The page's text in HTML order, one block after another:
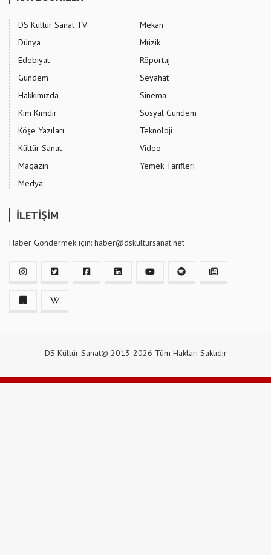
DS Kültür Sanat TV
Dünya
Edebiyat
Gündem
Hakkımızda
Kim Kimdir
Köşe Yazıları
Kültür Sanat
Magazin
Medya
Mekan
Müzik
Röportaj
Seyahat
Sinema
Sosyal Gündem
Teknoloji
Video
Yemek Tarifleri
İLETİŞİM
Haber Göndermek için: haber@dskultursanat.net
DS Kültür Sanat© 2013-2026 Tüm Hakları Saklıdır